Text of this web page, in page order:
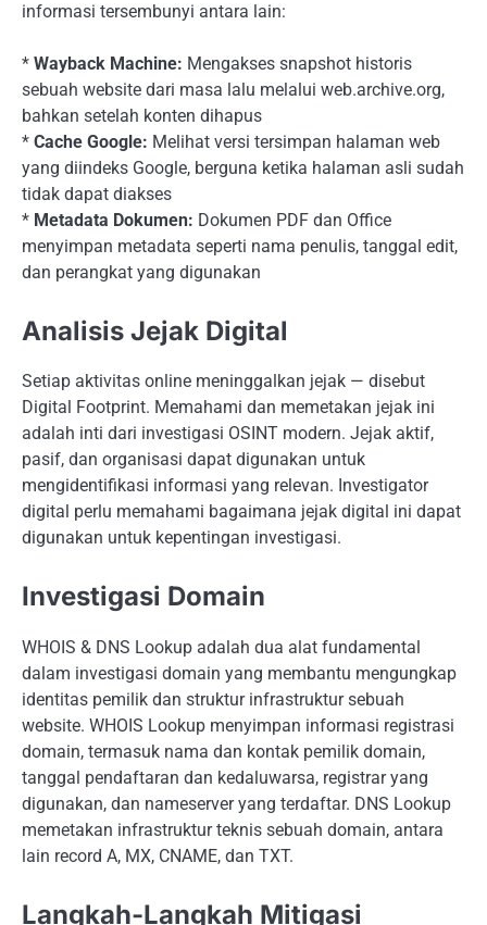
informasi tersembunyi antara lain:
* Wayback Machine: Mengakses snapshot historis
sebuah website dari masa lalu melalui web.archive.org,
bahkan setelah konten dihapus
* Cache Google: Melihat versi tersimpan halaman web
yang diindeks Google, berguna ketika halaman asli sudah
tidak dapat diakses
* Metadata Dokumen: Dokumen PDF dan Office
menyimpan metadata seperti nama penulis, tanggal edit,
dan perangkat yang digunakan
Analisis Jejak Digital
Setiap aktivitas online meninggalkan jejak — disebut
Digital Footprint. Memahami dan memetakan jejak ini
adalah inti dari investigasi OSINT modern. Jejak aktif,
pasif, dan organisasi dapat digunakan untuk
mengidentifikasi informasi yang relevan. Investigator
digital perlu memahami bagaimana jejak digital ini dapat
digunakan untuk kepentingan investigasi.
Investigasi Domain
WHOIS & DNS Lookup adalah dua alat fundamental
dalam investigasi domain yang membantu mengungkap
identitas pemilik dan struktur infrastruktur sebuah
website. WHOIS Lookup menyimpan informasi registrasi
domain, termasuk nama dan kontak pemilik domain,
tanggal pendaftaran dan kedaluwarsa, registrar yang
digunakan, dan nameserver yang terdaftar. DNS Lookup
memetakan infrastruktur teknis sebuah domain, antara
lain record A, MX, CNAME, dan TXT.
Langkah-Langkah Mitigasi